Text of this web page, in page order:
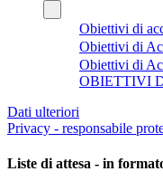
Obiettivi di
Obiettivi di
Obiettivi di
OBIETTIVI
Dati ulteriori
Privacy - responsabile
Liste di attesa - in